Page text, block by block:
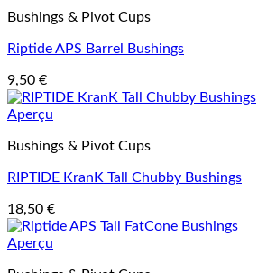
Bushings & Pivot Cups
Riptide APS Barrel Bushings
9,50 €
Aperçu
Bushings & Pivot Cups
RIPTIDE KranK Tall Chubby Bushings
18,50 €
Aperçu